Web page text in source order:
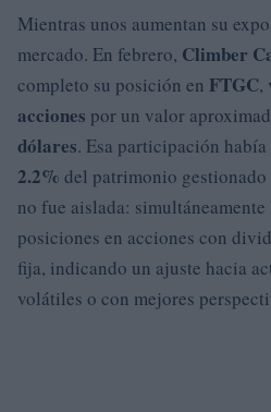
Mientras unos aumentan su
mercado. En febrero, Climber
completo su posición en FTGC,
acciones por un valor
dólares. Esa participación
2.2% del patrimonio gestionado
no fue aislada:
posiciones en acciones con
fija, indicando un ajuste hacia
volátiles o con mejores